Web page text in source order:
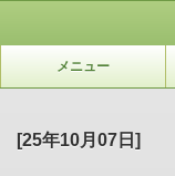
メニュー
[25年10月07日]